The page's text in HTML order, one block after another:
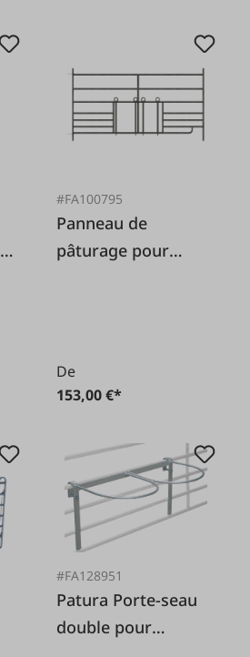
#FA100795
Panneau de
pâturage pour
De
153,00 €*
#FA128951
Patura Porte-seau
double pour